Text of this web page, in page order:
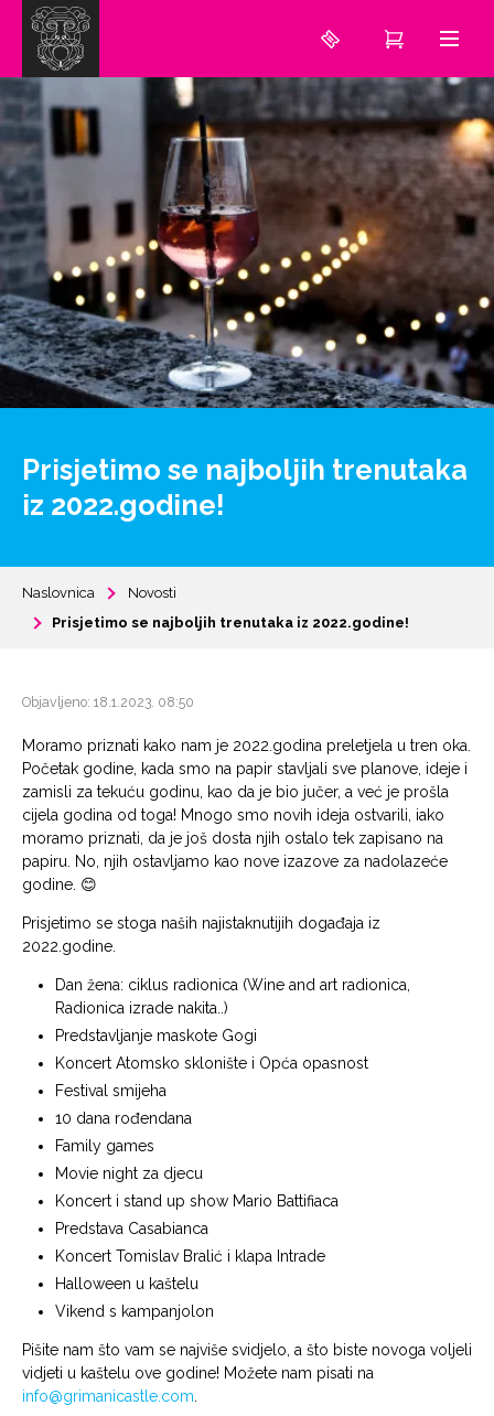
Prisjetimo se najboljih trenutaka
iz 2022.godine!
Naslovnica
Novosti
Prisjetimo se najboljih trenutaka iz 2022.godine!
Objavljeno: 18.1.2023. 08:50
Moramo priznati kako nam je 2022.godina preletjela u tren oka.
Početak godine, kada smo na papir stavljali sve planove, ideje i
zamisli za tekuću godinu, kao da je bio jučer, a već je prošla
cijela godina od toga! Mnogo smo novih ideja ostvarili, iako
moramo priznati, da je još dosta njih ostalo tek zapisano na
papiru. No, njih ostavljamo kao nove izazove za nadolazeće
godine. 😊
Prisjetimo se stoga naših najistaknutijih događaja iz
2022.godine.
Dan žena: ciklus radionica (Wine and art radionica,
Radionica izrade nakita..)
Predstavljanje maskote Gogi
Koncert Atomsko sklonište i Opća opasnost
Festival smijeha
10 dana rođendana
Family games
Movie night za djecu
Koncert i stand up show Mario Battifiaca
Predstava Casabianca
Koncert Tomislav Bralić i klapa Intrade
Halloween u kaštelu
Vikend s kampanjolon
Pišite nam što vam se najviše svidjelo, a što biste novoga voljeli
vidjeti u kaštelu ove godine! Možete nam pisati na
info@grimanicastle.com